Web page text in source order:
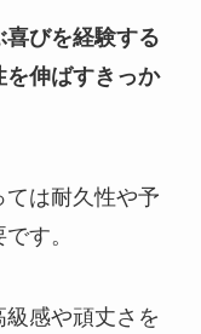
喜びを経験する
を伸ばすきっか
ては耐久性や予
す。
感や頑丈さを